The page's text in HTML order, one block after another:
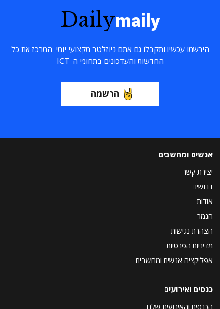
Dailymaily
הירשמו עכשיו ותקבלו גם אתם ניוזלטר מקצועי יומי, המרכז את כל
החדשות והעדכונים בתחומי ה-ICT
הרשמה
אנשים ומחשבים
יצירת קשר
דרושים
אודות
הנמר
הצהרת נגישות
מדיניות הפרטיות
אפליקציה אנשים ומחשבים
כנסים ואירועים
הכנסים והאירועים שלנו